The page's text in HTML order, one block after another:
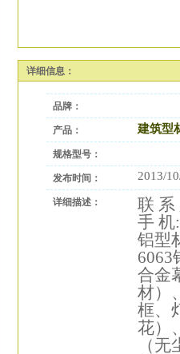
详细信息：
品牌：
产品： 建筑型
规格型号：
发布时间： 2013/
详细描述：
联 系
手 机
铝型
6063
合金
材）
框、
花）
（